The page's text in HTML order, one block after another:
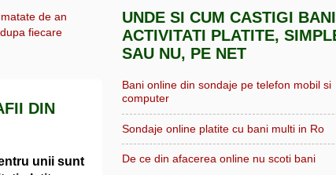
de an
fiecare
DIN
unii sunt
UNDE SI CUM CASTIGI
ACTIVITATI PLATITE,
SAU NU, PE NET
Bani online din sondaje pe telefon mobil si
computer
Sondaje online platite cu bani multi in Ro
De ce din afacerea online nu scoti bani